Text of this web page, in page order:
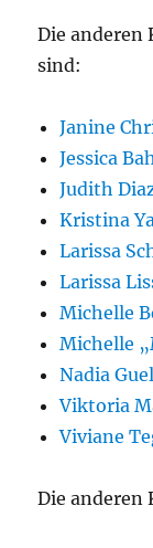
Die
sind:
Janine
Jessica
Judith
Kristina
Larissa
Larissa
Michelle
Michelle
Nadia
Viktoria
Viviane
Die